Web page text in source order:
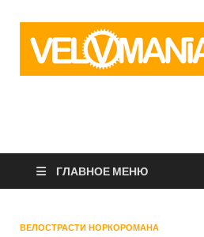
ГЛАВНОЕ МЕНЮ
ВЕЛОСТРАСТИ НОРКОРОМАНА